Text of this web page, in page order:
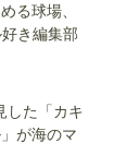
る球場、
き編集部
した「カキ
が海のマ